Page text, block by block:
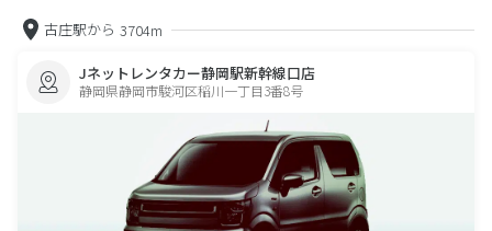
古庄駅から 3704m
Jネットレンタカー静岡駅新幹線口店
静岡県静岡市駿河区稲川一丁目3番8号